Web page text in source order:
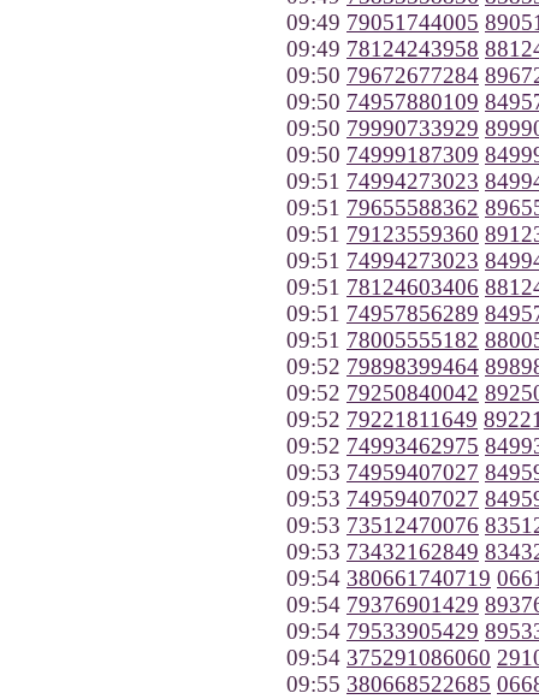
09:49 79051744005
09:49 78124243958
09:50 79672677284
09:50 74957880109
09:50 79990733929
09:50 74999187309
09:51 74994273023
09:51 79655588362
09:51 79123559360
09:51 74994273023
09:51 78124603406
09:51 74957856289
09:51 78005555182
09:52 79898399464
09:52 79250840042
09:52 79221811649
09:52 74993462975
09:53 74959407027
09:53 74959407027
09:53 73512470076
09:53 73432162849
09:54 380661740719
09:54 79376901429
09:54 79533905429
09:54 375291086060
09:55 380668522685